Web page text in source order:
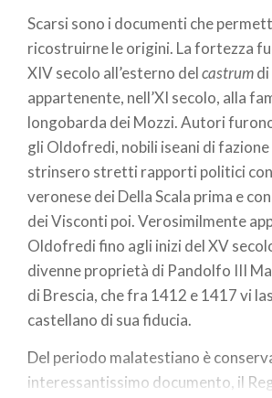
Scarsi sono i documenti che
ricostruirne le origini. La fortezza
XIV secolo all’esterno delcastrumdi
appartenente, nell’XI secolo, alla
longobarda dei Mozzi. Autori
gli Oldofredi, nobili iseani di fazione
strinsero stretti rapporti politici
veronese dei Della Scala prima e
dei Visconti poi. Verosimilmente
Oldofredi fino agli inizi del XV
divenne proprietà di Pandolfo III
di Brescia, che fra 1412 e 1417 vi
castellano di sua fiducia.
Del periodo malatestiano è
interessantissimo documento, il